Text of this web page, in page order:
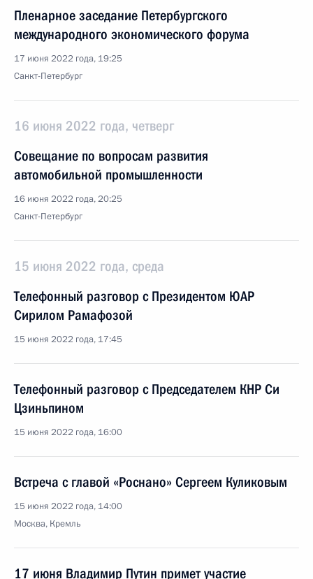
Пленарное заседание Петербургского
международного экономического форума
17 июня 2022 года, 19:25
Санкт-Петербург
16 июня 2022 года, четверг
Совещание по вопросам развития
автомобильной промышленности
16 июня 2022 года, 20:25
Санкт-Петербург
15 июня 2022 года, среда
Телефонный разговор с Президентом ЮАР
Сирилом Рамафозой
15 июня 2022 года, 17:45
Телефонный разговор с Председателем КНР Си
Цзиньпином
15 июня 2022 года, 16:00
Встреча с главой «Роснано» Сергеем Куликовым
15 июня 2022 года, 14:00
Москва, Кремль
17 июня Владимир Путин примет участие